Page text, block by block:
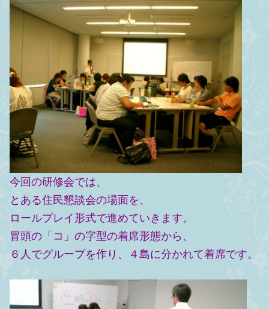
今回の研修会では、
とある住民懇談会の場面を、
ロールプレイ形式で進めていきます。
冒頭の「コ」の字型の着席形態から、
６人でグループを作り、４島に分かれて着席です。